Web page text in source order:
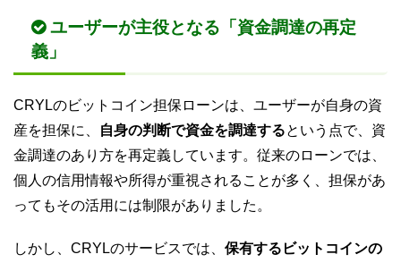
ユーザーが主役となる「資金調達の再定
義」
CRYLのビットコイン担保ローンは、ユーザーが自身の資
産を担保に、
自身の判断で資金を調達するという点で、資
金調達のあり方を再定義しています。従来のローンでは、
個人の信用情報や所得が重視されることが多く、担保があ
ってもその活用には制限がありました。
しかし、CRYLのサービスでは、 保有するビットコインの